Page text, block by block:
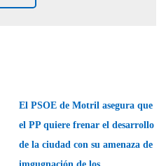
El PSOE de Motril asegura que
el PP quiere frenar el desarrollo
de la ciudad con su amenaza de